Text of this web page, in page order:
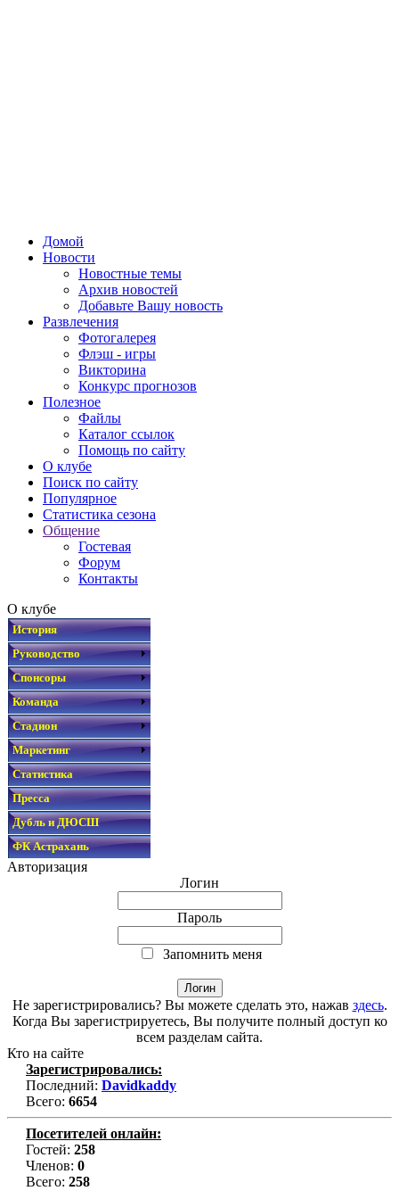
Домой
Новости
Новостные темы
Архив новостей
Добавьте Вашу новость
Развлечения
Фотогалерея
Флэш - игры
Викторина
Конкурс прогнозов
Полезное
Файлы
Каталог ссылок
Помощь по сайту
О клубе
Поиск по сайту
Популярное
Статистика сезона
Общение
Гостевая
Форум
Контакты
О клубе
История
Руководство
Спонсоры
Команда
Стадион
Маркетинг
Статистика
Пресса
Дубль и ДЮСШ
ФК Астрахань
Авторизация
Логин
Пароль
Запомнить меня
Не зарегистрировались? Вы можете сделать это, нажав здесь.
Когда Вы зарегистрируетесь, Вы получите полный доступ ко
всем разделам сайта.
Кто на сайте
Зарегистрировались:
Последний: Davidkaddy
Всего: 6654
Посетителей онлайн:
Гостей: 258
Членов: 0
Всего: 258